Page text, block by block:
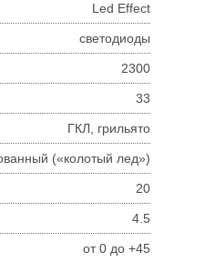
Led Effect
светодиоды
2300
33
ГКЛ, грильято
(«колотый лед»)
20
4.5
от 0 до +45